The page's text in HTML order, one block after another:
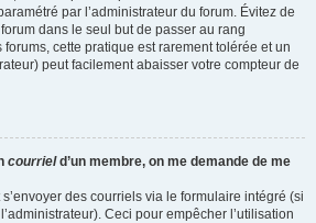
par l’administrateur du forum. Évitez de
dans le seul but de passer au rang
cette pratique est rarement tolérée et un
peut facilement abaisser votre compteur de
courrield’un membre, on me demande de me
des courriels via le formulaire intégré (si
Ceci pour empêcher l’utilisation